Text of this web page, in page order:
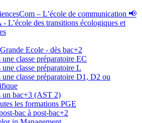
– L’école de communication 📢
L’école des transitions écologiques et
Ecole - dès bac+2
une classe préparatoire EC
une classe préparatoire L
une classe préparatoire D1, D2 ou
un bac+3 (AST 2)
les formations PGE
bac à post-bac+2